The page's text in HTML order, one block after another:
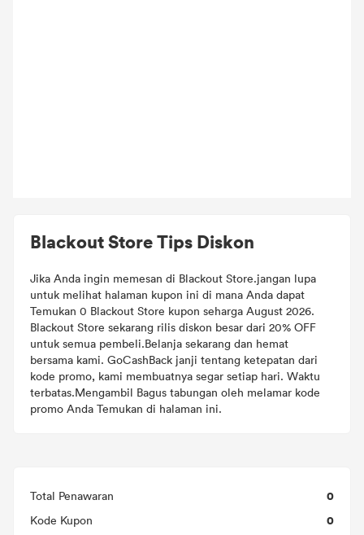
Blackout Store Tips Diskon
Jika Anda ingin memesan di Blackout Store.jangan lupa
untuk melihat halaman kupon ini di mana Anda dapat
Temukan 0 Blackout Store kupon seharga August 2026.
Blackout Store sekarang rilis diskon besar dari 20% OFF
untuk semua pembeli.Belanja sekarang dan hemat
bersama kami. GoCashBack janji tentang ketepatan dari
kode promo, kami membuatnya segar setiap hari. Waktu
terbatas.Mengambil Bagus tabungan oleh melamar kode
promo Anda Temukan di halaman ini.
Total Penawaran 0
Kode Kupon 0